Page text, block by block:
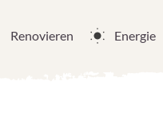
Renovieren Energie